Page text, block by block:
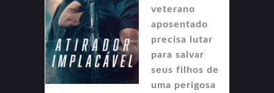
veterano
aposentado
precisa lutar
para salvar
seus filhos de
uma perigosa